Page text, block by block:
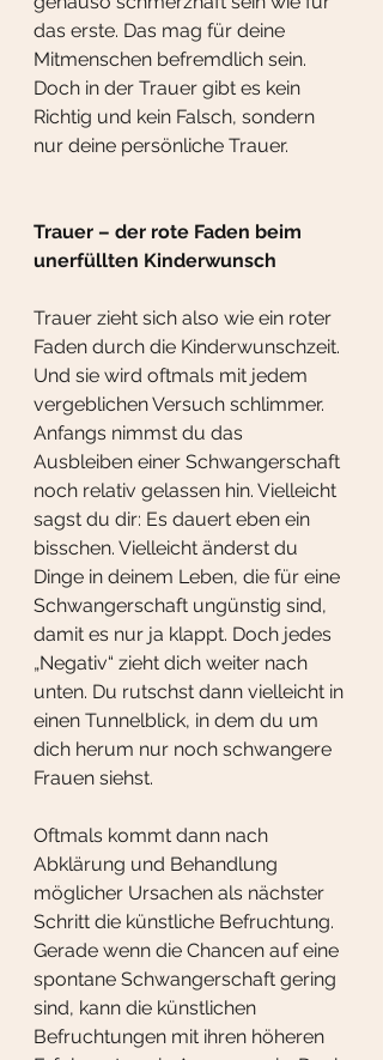
das erste. Das mag für deine
Mitmenschen befremdlich sein.
Doch in der Trauer gibt es kein
Richtig und kein Falsch, sondern
nur deine persönliche Trauer.
Trauer – der rote Faden beim
unerfüllten Kinderwunsch
Trauer zieht sich also wie ein roter
Faden durch die Kinderwunschzeit.
Und sie wird oftmals mit jedem
vergeblichen Versuch schlimmer.
Anfangs nimmst du das
Ausbleiben einer Schwangerschaft
noch relativ gelassen hin. Vielleicht
sagst du dir: Es dauert eben ein
bisschen. Vielleicht änderst du
Dinge in deinem Leben, die für eine
Schwangerschaft ungünstig sind,
damit es nur ja klappt. Doch jedes
„Negativ“ zieht dich weiter nach
unten. Du rutschst dann vielleicht in
einen Tunnelblick, in dem du um
dich herum nur noch schwangere
Frauen siehst.
Oftmals kommt dann nach
Abklärung und Behandlung
möglicher Ursachen als nächster
Schritt die künstliche Befruchtung.
Gerade wenn die Chancen auf eine
spontane Schwangerschaft gering
sind, kann die künstlichen
Befruchtungen mit ihren höheren